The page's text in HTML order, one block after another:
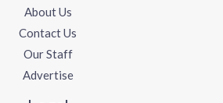
About Us
Contact Us
Our Staff
Advertise